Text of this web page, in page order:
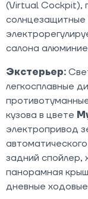
(Virtual Cockpit),
салона
Экстерьер:
легкосплавные
кузова в цвете
электропривод
задний спойлер,
панорамная
дневные ходовые